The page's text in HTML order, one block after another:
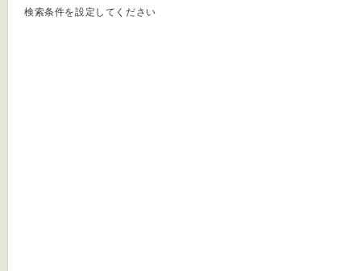
検索条件を設定してください